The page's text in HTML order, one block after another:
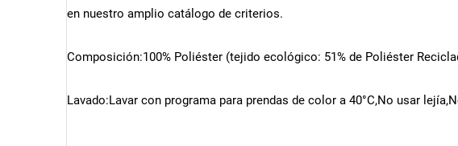
en nuestro amplio catálogo de criterios.
Composición:100% Poliéster (tejido ecológico: 51% de Poliéster
Lavado:Lavar con programa para prendas de color a 40°C,No usar